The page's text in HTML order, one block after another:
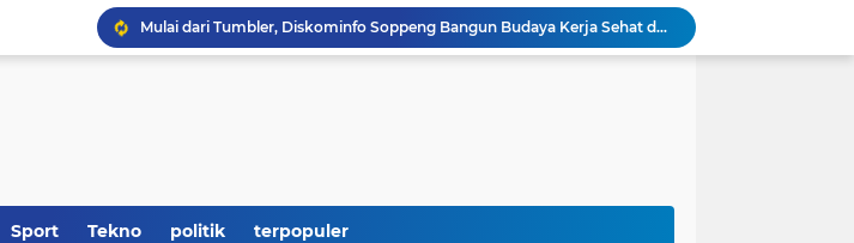
Mulai dari Tumbler, Diskominfo Soppeng Bangun Budaya Kerja Sehat dan Peduli Lingkungan
Tak Butuh Waktu Lama, URC Polres Soppeng Ringkus Terduga Pelaku Pencurian di Liliriaja
RS Adinda Medical Center Kaji Tiru di RSUD La Temmamala
Sport Tekno politik terpopuler